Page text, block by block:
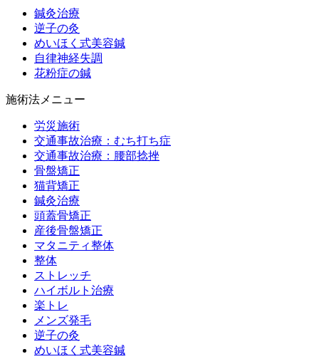
鍼灸治療
逆子の灸
めいほく式美容鍼
自律神経失調
花粉症の鍼
施術法メニュー
労災施術
交通事故治療：むち打ち症
交通事故治療：腰部捻挫
骨盤矯正
猫背矯正
鍼灸治療
頭蓋骨矯正
産後骨盤矯正
マタニティ整体
整体
ストレッチ
ハイボルト治療
楽トレ
メンズ発毛
逆子の灸
めいほく式美容鍼